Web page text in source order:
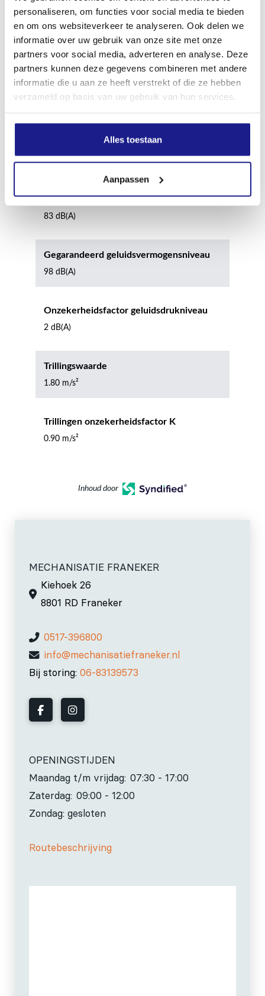
personaliseren, om functies voor social media te bieden
en om ons websiteverkeer te analyseren. Ook delen we
informatie over uw gebruik van onze site met onze
partners voor social media, adverteren en analyse. Deze
partners kunnen deze gegevens combineren met andere
informatie die u aan ze heeft verstrekt of die ze hebben
verzameld op basis van uw gebruik van hun services.
Alles toestaan
Aanpassen
Max. hoogte van het apparaat
Diameter voorwiel
Diameter achterwiel
232 mm
Gemeten geluidsdrukniveau
83 dB(A)
Gegarandeerd geluidsvermogensniveau
98 dB(A)
Onzekerheidsfactor geluidsdrukniveau
2 dB(A)
Trillingswaarde
1.80 m/s²
Trillingen onzekerheidsfactor K
0.90 m/s²
Inhoud door
MECHANISATIE FRANEKER
Kiehoek 26
8801 RD Franeker
0517-396800
info@mechanisatiefraneker.nl
Bij storing: 06-83139573
OPENINGSTIJDEN
Maandag t/m vrijdag: 07:30 - 17:00
Zaterdag: 09:00 - 12:00
Zondag: gesloten
Routebeschrijving